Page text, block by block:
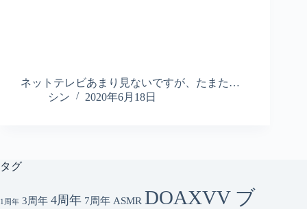
ネットテレビあまり見ないですが、たまた…
シン
2020年6月18日
タグ
1周年 3周年 4周年 7周年 ASMR DOAXVV ブ